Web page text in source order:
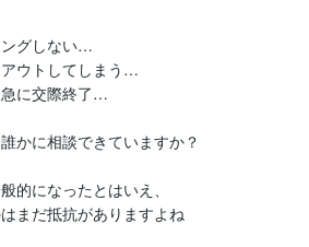
ングしない…
アウトしてしまう…
急に交際終了…
かに相談できていますか？
的になったとはいえ、
まだ抵抗がありますよね